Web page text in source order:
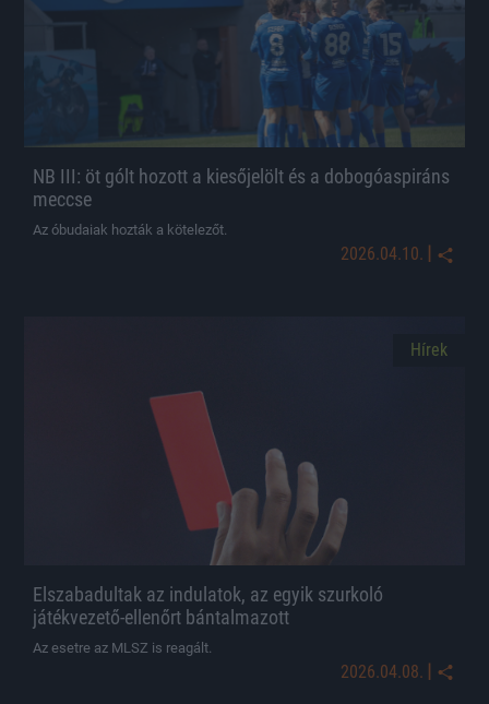
NB III: öt gólt hozott a kiesőjelölt és a dobogóaspiráns
meccse
Az óbudaiak hozták a kötelezőt.
2026.04.10. |
Hírek
Elszabadultak az indulatok, az egyik szurkoló
játékvezető-ellenőrt bántalmazott
Az esetre az MLSZ is reagált.
2026.04.08. |